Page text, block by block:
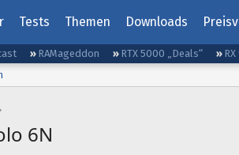
Tests Themen Downloads
RAMageddon RTX 5000 „Deals“
6N